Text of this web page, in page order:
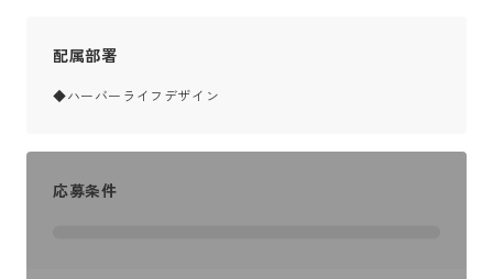
配属部署
◆ハーバーライフデザイン
応募条件